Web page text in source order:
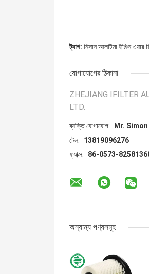
ট্যাগ: নিসান আলটিমা ইঞ্জিন এয়ার
যোগাযোগের ঠিকানা
ZHEJIANG IFILTER
LTD.
ব্যক্তি যোগাযোগ:
Mr.
টেল:
13819096276
ফ্যাক্স:
86-0573-
অন্যান্য পণ্যসমূহ